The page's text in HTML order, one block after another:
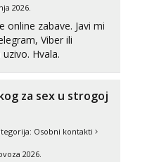
2026.
online zabave. Javi mi
Viber ili
se na uzivo. Hvala.
za sex u strogoj
Osobni kontakti
2026.